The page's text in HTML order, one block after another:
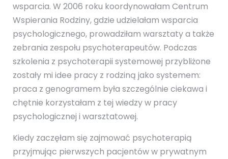
wsparcia. W 2006 roku koordynowałam Centrum
Wspierania Rodziny, gdzie udzielałam wsparcia
psychologicznego, prowadziłam warsztaty a także
zebrania zespołu psychoterapeutów. Podczas
szkolenia z psychoterapii systemowej przybliżone
zostały mi idee pracy z rodziną jako systemem:
praca z genogramem była szczególnie ciekawa i
chętnie korzystałam z tej wiedzy w pracy
psychologicznej i warsztatowej.
Kiedy zaczęłam się zajmować psychoterapią
przyjmując pierwszych pacjentów w prywatnym